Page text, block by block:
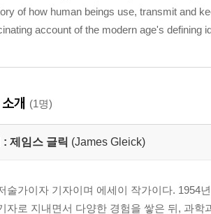
of how human beings use, transmit and
account of the modern age's defining
개 (1명)
: 제임스 글릭 (James Gleick)
술가이자 기자이며 에세이 작가이다. 1954
자로 지내면서 다양한 경험을 쌓은 뒤, 과